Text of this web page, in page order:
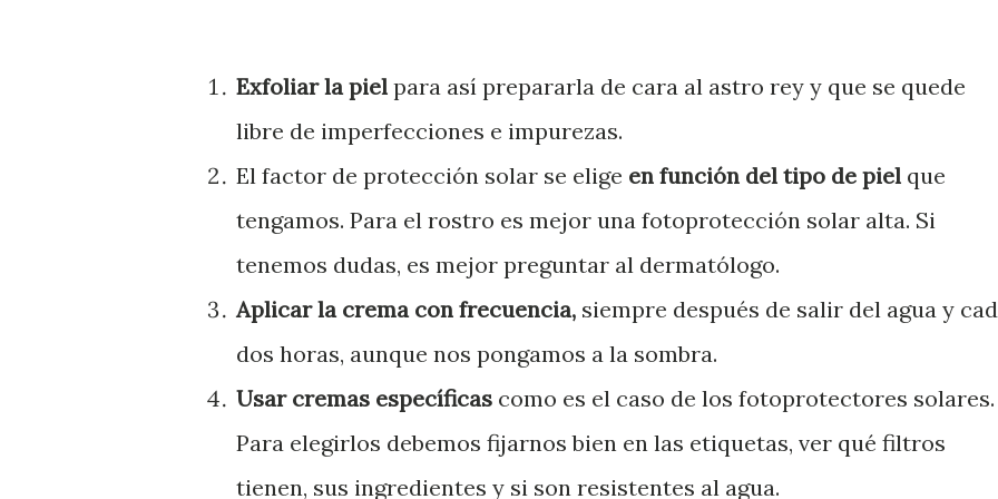
Exfoliar la piel para así prepararla de cara al astro rey y que se quede
libre de imperfecciones e impurezas.
El factor de protección solar se elige en función del tipo de piel que
tengamos. Para el rostro es mejor una fotoprotección solar alta. Si
tenemos dudas, es mejor preguntar al dermatólogo.
Aplicar la crema con frecuencia, siempre después de salir del agua y
dos horas, aunque nos pongamos a la sombra.
Usar cremas específicas como es el caso de los fotoprotectores solares.
Para elegirlos debemos fijarnos bien en las etiquetas, ver qué filtros
tienen, sus ingredientes y si son resistentes al agua.